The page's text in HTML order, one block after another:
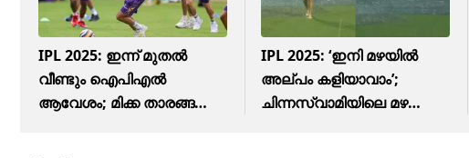
IPL 2025: ഇന്ന് മുതല്‍
വീണ്ടും ഐപിഎല്‍
ആവേശം; മിക്ക താരങ്ങളും
IPL 2025: ‘ഇനി മഴയിൽ
അല്പം കളിയാവാം’;
ചിന്നസ്വാമിയിലെ മഴ